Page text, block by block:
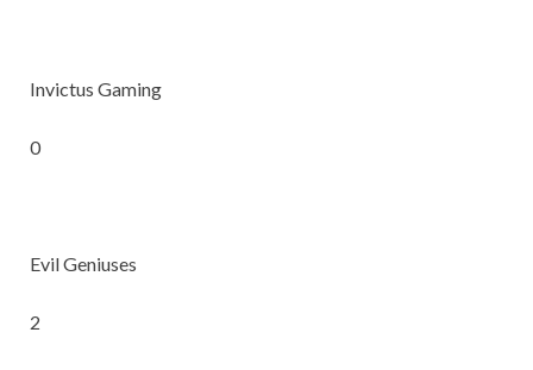
Invictus Gaming
0
Evil Geniuses
2